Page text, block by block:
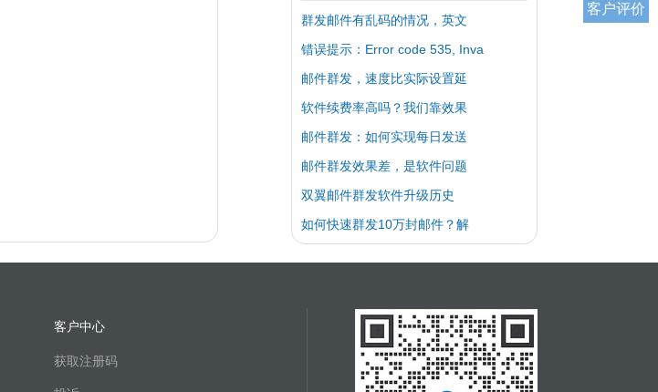
群发邮件有乱码的情况，英文
错误提示：Error code 535, Inva
邮件群发，速度比实际设置延
软件续费率高吗？我们靠效果
邮件群发：如何实现每日发送
邮件群发效果差，是软件问题
双翼邮件群发软件升级历史
如何快速群发10万封邮件？解
客户中心
获取注册码
客户评价